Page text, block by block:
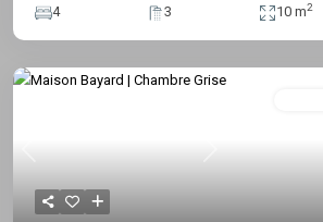
4 3 10 m2
Previous Next